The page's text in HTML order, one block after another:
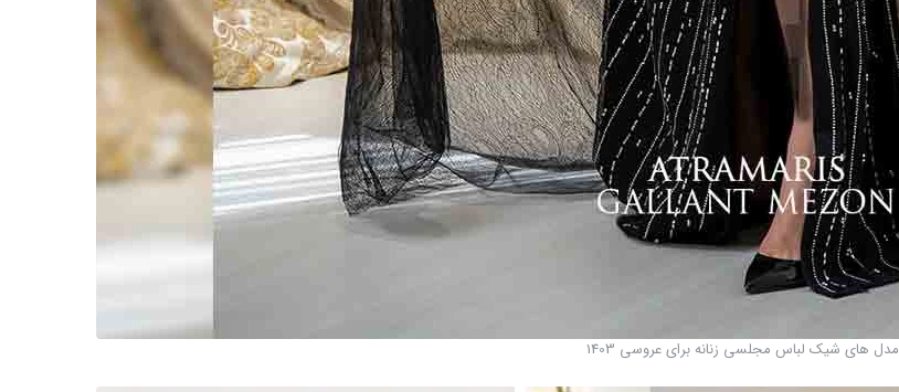
مدل های شیک لباس مجلسی زنانه برای عروسی 1403